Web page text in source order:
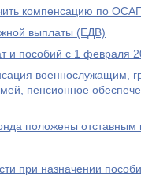
компенсацию по
выплаты (ЕДВ)
и пособий с 1 февраля
военнослужащим,
пенсионное
положены
при назначении